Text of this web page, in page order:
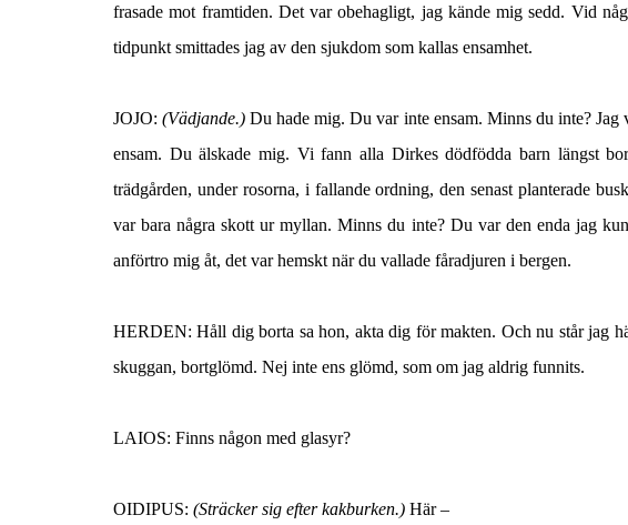
frasade mot framtiden. Det var obehagligt, jag kände mig sedd. Vid
tidpunkt smittades jag av den sjukdom som kallas ensamhet.
JOJO: (Vädjande.) Du hade mig. Du var inte ensam. Minns du inte? Jag
ensam. Du älskade mig. Vi fann alla Dirkes dödfödda barn längst
trädgården, under rosorna, i fallande ordning, den senast planterade
var bara några skott ur myllan. Minns du inte? Du var den enda jag
anförtro mig åt, det var hemskt när du vallade fåradjuren i bergen.
HERDEN: Håll dig borta sa hon, akta dig för makten. Och nu står jag
skuggan, bortglömd. Nej inte ens glömd, som om jag aldrig funnits.
LAIOS: Finns någon med glasyr?
OIDIPUS: (Sträcker sig efter kakburken.) Här –